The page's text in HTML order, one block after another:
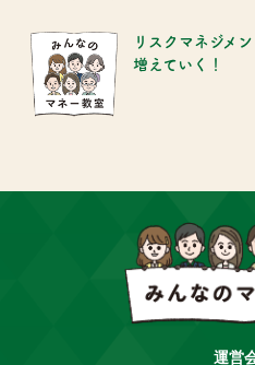
リスクマネジメ
増えていく！
運営